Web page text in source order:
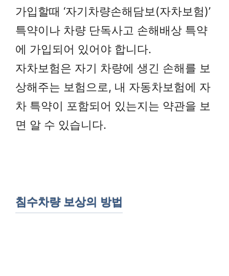
가입할때 ‘자기차량손해담보(자차보험)’
특약이나 차량 단독사고 손해배상 특약
에 가입되어 있어야 합니다.
자차보험은 자기 차량에 생긴 손해를 보
상해주는 보험으로, 내 자동차보험에 자
차 특약이 포함되어 있는지는 약관을 보
면 알 수 있습니다.
침수차량 보상의 방법